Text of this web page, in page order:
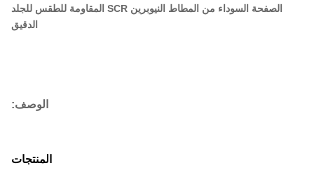
الصفحة السوداء من المطاط النيوبرين SCR المقاومة للطقس للجلد
الدقيق
الوصف:
المنتجات